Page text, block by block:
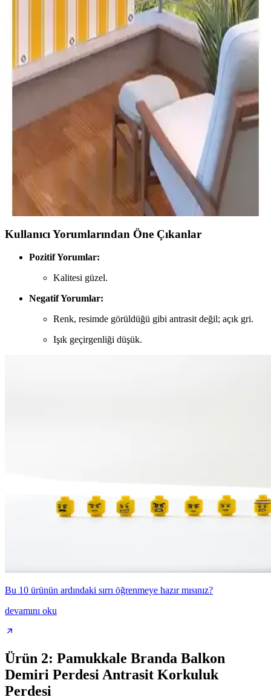
Morpi markasının dayanıklı ve estetik balkon perdesi, çeşitli ölçü ve
renk seçenekleriyle güneş, rüzgar ve suya karşı koruma sağlar, kolay
bakım ve montaj imkanı sunar.
Balkon Perdesi Seçenekleri: Branda ve Gabardin
Kumaşı ile Dayanıklı Çözümler
İki farklı balkon perde seçeneği olan branda ve gabardin kumaşı ile
dayanıklı ve estetik çözümler sunuyoruz. Güneş, rüzgar ve yağmura
karşı koruma sağlayan ürünler, kolay montaj ve uzun ömürlü
kullanım avantajlarıyla öne çıkıyor.
Setekshome Kalın ve Su Geçirmez Balkon Perdesi
Sarı-Beyaz Tasarım ve Dayanıklılık
Setekshome'un kalın, su geçirmez balkon perdesi, güneş ve hava
koşullarına karşı üstün koruma sağlar, şık tasarımıyla balkonunuza
canlılık katar ve kolay montaj imkanı sunar.
Kullanıcı Yorumlarından Öne Çıkanlar
Pozitif Yorumlar:
Kalitesi güzel.
Negatif Yorumlar:
Renk, resimde görüldüğü gibi antrasit değil; açık gri.
Işık geçirgenliği düşük.
Bu 10 ürünün ardındaki sırrı öğrenmeye hazır mısınız?
devamını oku
Ürün 2: Pamukkale Branda Balkon
Demiri Perdesi Antrasit Korkuluk
Perdesi